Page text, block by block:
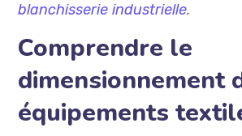
blanchisserie industrielle.
Comprendre le
dimensionnement
équipements